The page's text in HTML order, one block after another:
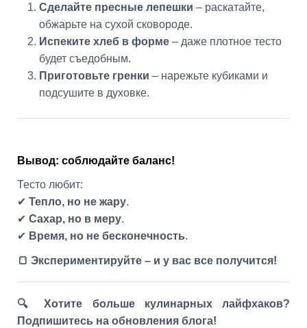
Сделайте пресные лепешки – раскатайте,
обжарьте на сухой сковороде.
Испеките хлеб в форме – даже плотное тесто
будет съедобным.
Приготовьте гренки – нарежьте кубиками и
подсушите в духовке.
Вывод: соблюдайте баланс!
Тесто любит:
✔ Тепло, но не жару.
✔ Сахар, но в меру.
✔ Время, но не бесконечность.
🍞 Экспериментируйте – и у вас все получится!
🔍 Хотите больше кулинарных лайфхаков?
Подпишитесь на обновления блога!